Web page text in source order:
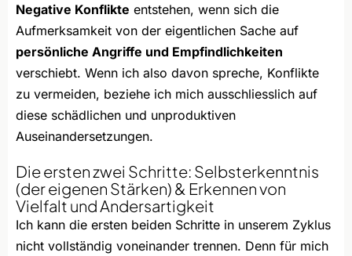
Negative Konflikte entstehen, wenn sich die
Aufmerksamkeit von der eigentlichen Sache auf
persönliche Angriffe und Empfindlichkeiten
verschiebt. Wenn ich also davon spreche, Konflikte
zu vermeiden, beziehe ich mich ausschliesslich auf
diese schädlichen und unproduktiven
Auseinandersetzungen.
Die ersten zwei Schritte: Selbsterkenntnis
(der eigenen Stärken) & Erkennen von
Vielfalt und Andersartigkeit
Ich kann die ersten beiden Schritte in unserem Zyklus
nicht vollständig voneinander trennen. Denn für mich